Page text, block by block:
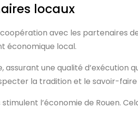
locaux
coopération avec les partenaires
économique local.
une qualité d’exécution
la tradition et le savoir-
l’économie de Rouen.